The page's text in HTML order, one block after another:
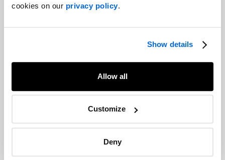
cookies on our privacy policy.
Show details
Allow all
Customize
Deny
Communication numérique |Marketing
L’image de marque des dirigeants
d’entreprise, plus importante que
jamais
Services professionnels |Image de marque